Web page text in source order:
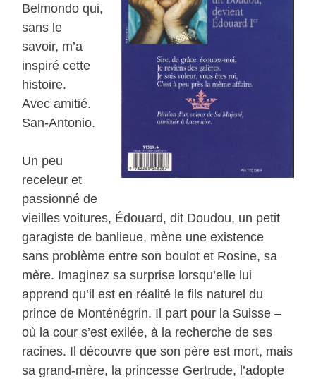
Belmondo qui,
sans le
savoir, m’a
inspiré cette
histoire.
Avec amitié.
San-Antonio.
Un peu
receleur et
passionné de
vieilles voitures, Édouard, dit Doudou, un petit
garagiste de banlieue, mène une existence
sans problème entre son boulot et Rosine, sa
mère. Imaginez sa surprise lorsqu’elle lui
apprend qu’il est en réalité le fils naturel du
prince de Monténégrin. Il part pour la Suisse –
où la cour s’est exilée, à la recherche de ses
racines. Il découvre que son père est mort, mais
sa grand-mère, la princesse Gertrude, l’adopte